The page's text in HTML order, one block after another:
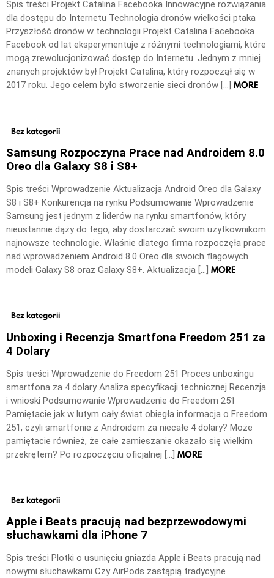
Spis treści Projekt Catalina Facebooka Innowacyjne rozwiązania
dla dostępu do Internetu Technologia dronów wielkości ptaka
Przyszłość dronów w technologii Projekt Catalina Facebooka
Facebook od lat eksperymentuje z różnymi technologiami, które
mogą zrewolucjonizować dostęp do Internetu. Jednym z mniej
znanych projektów był Projekt Catalina, który rozpoczął się w
2017 roku. Jego celem było stworzenie sieci dronów […] MORE
Bez kategorii
Samsung Rozpoczyna Prace nad Androidem 8.0
Oreo dla Galaxy S8 i S8+
Spis treści Wprowadzenie Aktualizacja Android Oreo dla Galaxy
S8 i S8+ Konkurencja na rynku Podsumowanie Wprowadzenie
Samsung jest jednym z liderów na rynku smartfonów, który
nieustannie dąży do tego, aby dostarczać swoim użytkownikom
najnowsze technologie. Właśnie dlatego firma rozpoczęła prace
nad wprowadzeniem Android 8.0 Oreo dla swoich flagowych
modeli Galaxy S8 oraz Galaxy S8+. Aktualizacja […] MORE
Bez kategorii
Unboxing i Recenzja Smartfona Freedom 251 za
4 Dolary
Spis treści Wprowadzenie do Freedom 251 Proces unboxingu
smartfona za 4 dolary Analiza specyfikacji technicznej Recenzja
i wnioski Podsumowanie Wprowadzenie do Freedom 251
Pamiętacie jak w lutym cały świat obiegła informacja o Freedom
251, czyli smartfonie z Androidem za niecałe 4 dolary? Może
pamiętacie również, że całe zamieszanie okazało się wielkim
przekrętem? Po rozpoczęciu oficjalnej […] MORE
Bez kategorii
Apple i Beats pracują nad bezprzewodowymi
słuchawkami dla iPhone 7
Spis treści Plotki o usunięciu gniazda Apple i Beats pracują nad
nowymi słuchawkami Czy AirPods zastąpią tradycyjne